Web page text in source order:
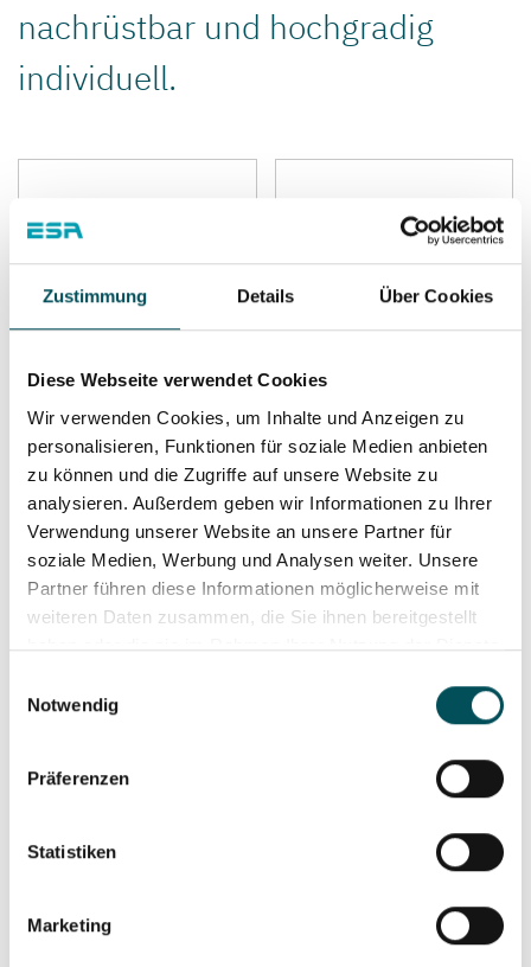
Zustimmung Details Über Cookies
Diese Webseite verwendet Cookies
Wir verwenden Cookies, um Inhalte und Anzeigen zu
personalisieren, Funktionen für soziale Medien anbieten
zu können und die Zugriffe auf unsere Website zu
analysieren. Außerdem geben wir Informationen zu Ihrer
Verwendung unserer Website an unsere Partner für
soziale Medien, Werbung und Analysen weiter. Unsere
Partner führen diese Informationen möglicherweise mit
weiteren Daten zusammen, die Sie ihnen bereitgestellt
haben oder die sie im Rahmen Ihrer Nutzung der Dienste
Notwendig
Präferenzen
Statistiken
Marketing
nachrüstbar und hochgradig
individuell.
Anlieferung
Lagerverwaltung &
Logistik